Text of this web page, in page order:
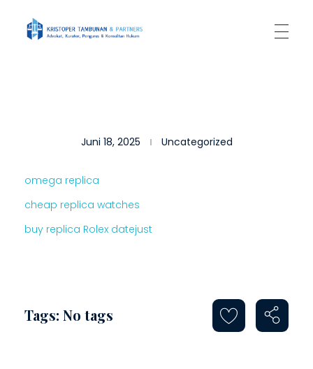
E
G
A
P
Juni 18, 2025 Uncategorized
omega replica
cheap replica watches
buy replica Rolex datejust
Tags: No tags